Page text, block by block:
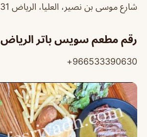
شارع موسى بن نصير، العليا، الرياض 12331
رقم مطعم سويس باتر الرياض
966533390630+